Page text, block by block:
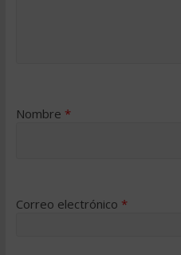
Nombre *
Correo electrónico *